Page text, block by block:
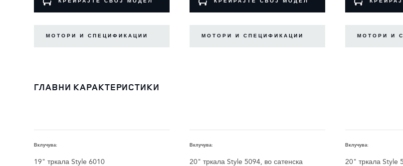
КРЕИРАЈТЕ СВОЈ МОДЕЛ
МОТОРИ И СПЕЦИФИКАЦИИ
КРЕИРАЈТЕ СВОЈ МОДЕЛ
МОТОРИ И СПЕЦИФИКАЦИИ МОТОРИ И
ГЛАВНИ КАРАКТЕРИСТИКИ
Вклучува:
19" тркала Style 6010
Вклучува:
20" тркала Style 5094, во сатенска
Вклучува:
20" тркала Style